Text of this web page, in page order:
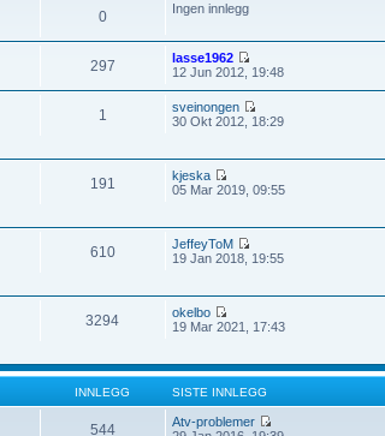
0 Ingen innlegg
297
lasse1962
12 Jun 2012, 19:48
1
sveinongen
30 Okt 2012, 18:29
191
kjeska
05 Mar 2019, 09:55
610
JeffeyToM
19 Jan 2018, 19:55
3294
okelbo
19 Mar 2021, 17:43
INNLEGG SISTE INNLEGG
544
Atv-problemer